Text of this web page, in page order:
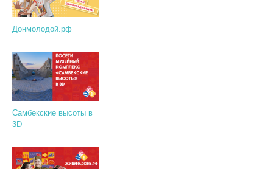
Донмолодой.рф
Самбекские высоты в
3D